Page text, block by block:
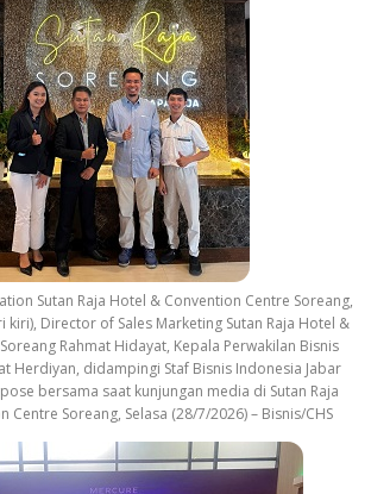
Sutan Raja Hotel & Convention Centre Soreang,
kiri), Director of Sales Marketing Sutan Raja Hotel &
Rahmat Hidayat, Kepala Perwakilan Bisnis
Herdiyan, didampingi Staf Bisnis Indonesia Jabar
bersama saat kunjungan media di Sutan Raja
Centre Soreang, Selasa (28/7/2026) – Bisnis/CHS